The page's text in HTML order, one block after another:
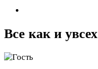
Все как и увсех